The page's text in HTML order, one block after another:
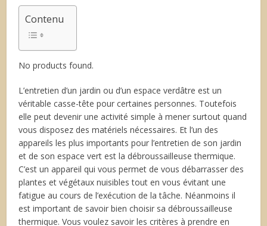
Contenu
No products found.
L’entretien d’un jardin ou d’un espace verdâtre est un
véritable casse-tête pour certaines personnes. Toutefois
elle peut devenir une activité simple à mener surtout quand
vous disposez des matériels nécessaires. Et l’un des
appareils les plus importants pour l’entretien de son jardin
et de son espace vert est la débroussailleuse thermique.
C’est un appareil qui vous permet de vous débarrasser des
plantes et végétaux nuisibles tout en vous évitant une
fatigue au cours de l’exécution de la tâche. Néanmoins il
est important de savoir bien choisir sa débroussailleuse
thermique. Vous voulez savoir les critères à prendre en